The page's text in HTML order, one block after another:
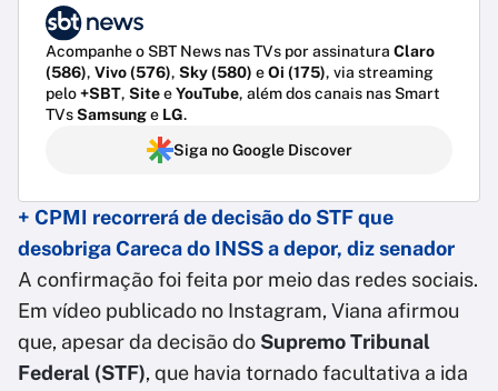
Acompanhe o SBT News nas TVs por assinatura Claro
(586), Vivo (576), Sky (580) eOi (175), via streaming
pelo+SBT, SiteeYouTube, além dos canais nas Smart
TVsSamsunge LG.
Siga no Google Discover
+ CPMI recorrerá de decisão do STF que
desobriga Careca do INSS a depor, diz senador
A confirmação foi feita por meio das redes sociais.
Em vídeo publicado no Instagram, Viana afirmou
que, apesar da decisão do Supremo Tribunal
Federal (STF), que havia tornado facultativa a ida